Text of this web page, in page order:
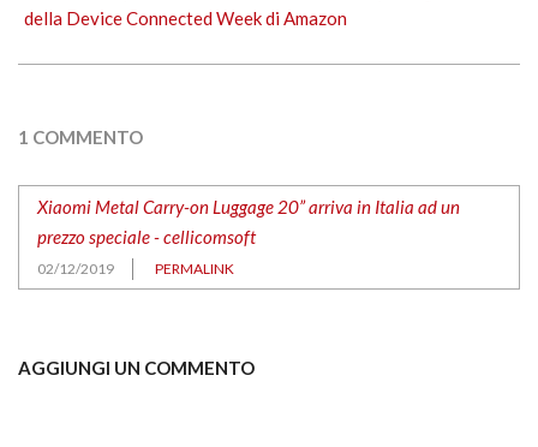
della Device Connected Week di Amazon
1 COMMENTO
Xiaomi Metal Carry-on Luggage 20” arriva in Italia ad un
prezzo speciale - cellicomsoft
02/12/2019 PERMALINK
AGGIUNGI UN COMMENTO